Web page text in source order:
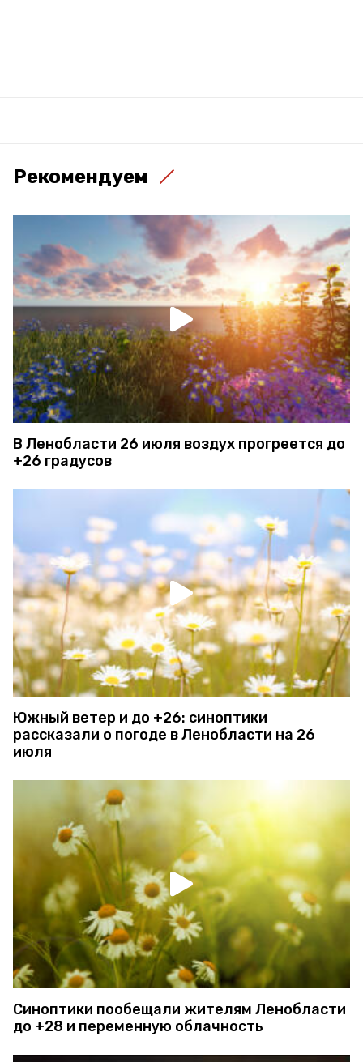
Рекомендуем
В Ленобласти 26 июля воздух прогреется до
+26 градусов
Южный ветер и до +26: синоптики
рассказали о погоде в Ленобласти на 26
июля
Синоптики пообещали жителям Ленобласти
до +28 и переменную облачность